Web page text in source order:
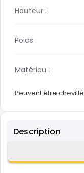
Description
Hauteur :
Poids :
Matériau :
Peuvent être